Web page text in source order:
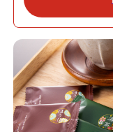
ームを使用し、口ど
みいただけるのは石
うじ茶とは違う、一
煎」で炒ったオリジ
く、茎の持ち味が生
品となりました。 高
パッケージでお届け